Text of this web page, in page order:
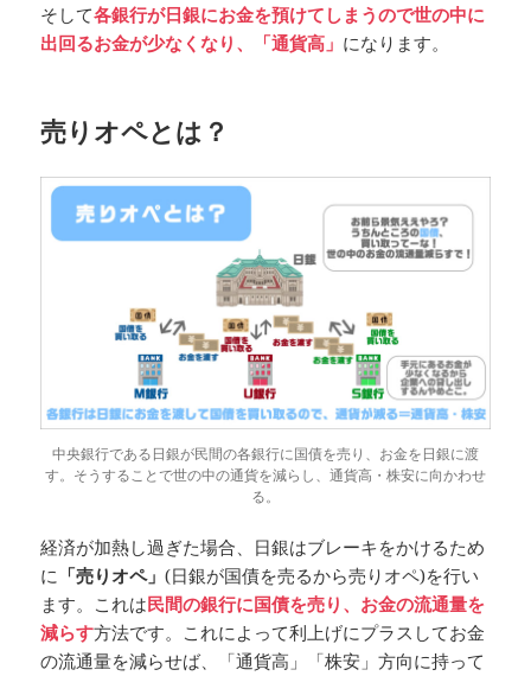
そして各銀行が日銀にお金を預けてしまうので世の中に
出回るお金が少なくなり、「通貨高」 になります。
売りオペとは？
中央銀行である日銀が民間の各銀行に国債を売り、お金を日銀に渡
す。そうすることで世の中の通貨を減らし、通貨高・株安に向かわせ
る。
経済が加熱し過ぎた場合、日銀はブレーキをかけるため
に 「売りオペ」(日銀が国債を売るから売りオペ)を行い
ます。これは民間の銀行に国債を売り、お金の流通量を
減らす方法です。これによって利上げにプラスしてお金
の流通量を減らせば、「通貨高」「株安」方向に持って